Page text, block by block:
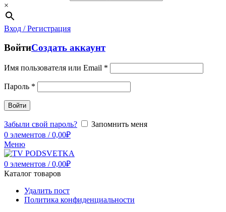
×
Вход / Регистрация
ВойтиСоздать аккаунт
Имя пользователя или Email *
Пароль *
Войти
Забыли свой пароль?
Запомнить меня
0 элементов / 0,00₽
Меню
0 элементов / 0,00₽
Каталог товаров
Удалить пост
Политика конфиденциальности